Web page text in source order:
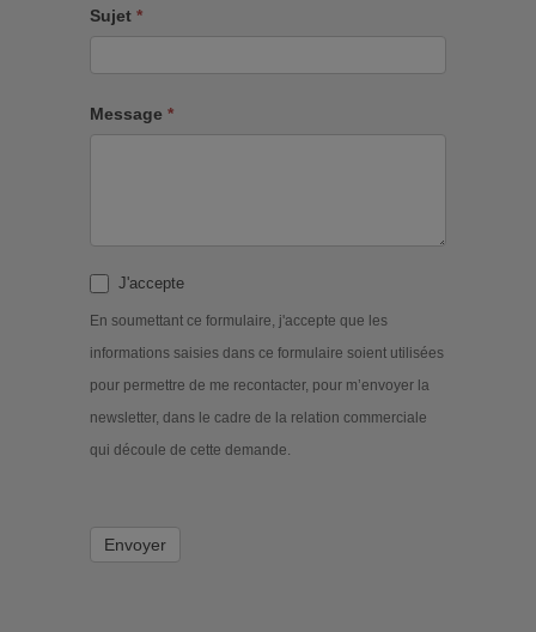
Sujet *
Message *
J'accepte
En soumettant ce formulaire, j'accepte que les
informations saisies dans ce formulaire soient utilisées
pour permettre de me recontacter, pour m’envoyer la
newsletter, dans le cadre de la relation commerciale
qui découle de cette demande.
Envoyer